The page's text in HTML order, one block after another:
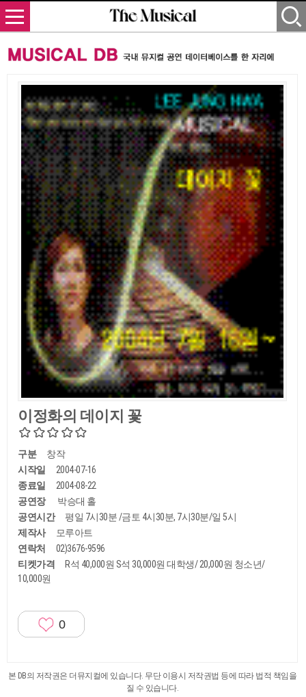
이정화의 데이지 꽃
구분
창작
시작일
2004-07-16
종료일
2004-08-22
공연장
박승대 홀
공연시간
평일 7시30분 /금토 4시30분, 7시30분/일 5시
제작사
모루아트
연락처
02)3676-9596
티켓가격
R석 40,000원 S석 30,000원 대학생/ 20,000원 청소년/
10,000원
0
본 DB의 저작권은 더뮤지컬에 있습니다. 무단 이용시 저작권법 등에 따라 법적 책임을
질 수 있습니다.